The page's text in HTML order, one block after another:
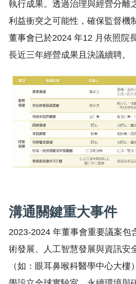
執行成果。透過治理與經營分離
利益衝突之可能性，確保監督機
董事會已於2024 年12 月依照院
長近三年經營成果且決議續聘。
溝通關鍵重大事件
2023-2024 年董事會重要議案包
術發展、人工智慧發展與資訊安
（如：眼耳鼻喉科醫學中心大樓